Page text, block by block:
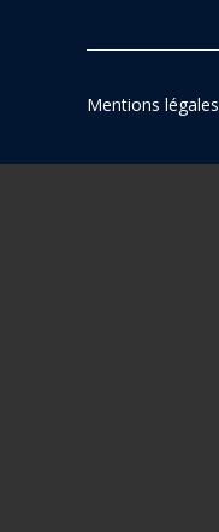
Mentions légales